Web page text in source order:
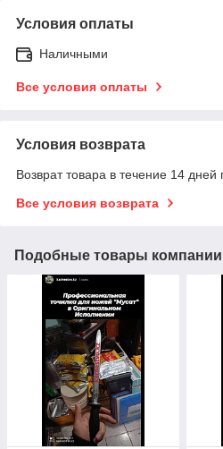
Условия оплаты
Наличными
Все условия оплаты
Условия возврата
Возврат товара в течение 14 дней
Все условия возврата
Подобные товары компании